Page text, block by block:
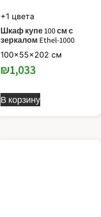
+1 цвета
Шкаф купе 100 см с
зеркалом Ethel-1000
100x55x202 см
₪1,033
В корзину